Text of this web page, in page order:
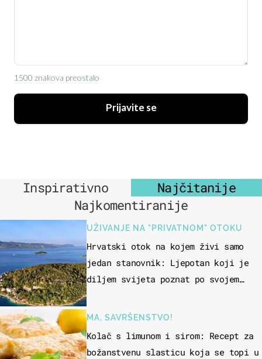
1500 znakova preostalo
Prijavite se
Inspirativno
Najčitanije
Najkomentiranije
UŽIVANJE NA "PRIVATNOM" OTOKU
Hrvatski otok na kojem živi samo
jedan stanovnik: Ljepotan koji je
diljem svijeta poznat po svojem
MA, SAVRŠENSTVO!
Kolač s limunom i sirom: Recept za
božanstvenu slasticu koja se topi u